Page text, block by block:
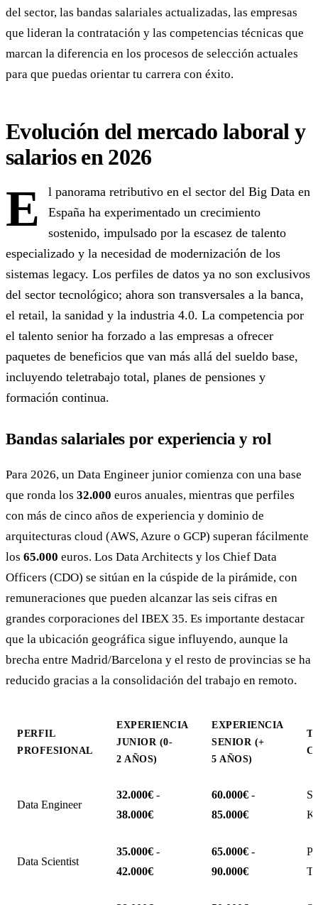
del sector, las bandas salariales actualizadas, las empresas
que lideran la contratación y las competencias técnicas que
marcan la diferencia en los procesos de selección actuales
para que puedas orientar tu carrera con éxito.
Evolución del mercado laboral y
salarios en 2026
E
l panorama retributivo en el sector del Big Data en
España ha experimentado un crecimiento
sostenido, impulsado por la escasez de talento
especializado y la necesidad de modernización de los
sistemas legacy. Los perfiles de datos ya no son exclusivos
del sector tecnológico; ahora son transversales a la banca,
el retail, la sanidad y la industria 4.0. La competencia por
el talento senior ha forzado a las empresas a ofrecer
paquetes de beneficios que van más allá del sueldo base,
incluyendo teletrabajo total, planes de pensiones y
formación continua.
Bandas salariales por experiencia y rol
Para 2026, un Data Engineer junior comienza con una base
que ronda los 32.000 euros anuales, mientras que perfiles
con más de cinco años de experiencia y dominio de
arquitecturas cloud (AWS, Azure o GCP) superan fácilmente
los 65.000 euros. Los Data Architects y los Chief Data
Officers (CDO) se sitúan en la cúspide de la pirámide, con
remuneraciones que pueden alcanzar las seis cifras en
grandes corporaciones del IBEX 35. Es importante destacar
que la ubicación geográfica sigue influyendo, aunque la
brecha entre Madrid/Barcelona y el resto de provincias se ha
reducido gracias a la consolidación del trabajo en remoto.
PERFIL
PROFESIONAL
EXPERIENCIA
JUNIOR (0-
2 AÑOS)
EXPERIENCIA
SENIOR (+
5 AÑOS)
Data Engineer
32.000€ -
38.000€
60.000€ -
85.000€
Data Scientist
35.000€ -
42.000€
65.000€ -
90.000€